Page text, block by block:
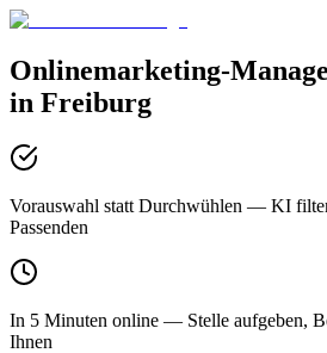
Onlinemarketing-
in Freiburg
Vorauswahl statt Durchwühlen — KI
Passenden
In 5 Minuten online — Stelle aufgeben,
Ihnen